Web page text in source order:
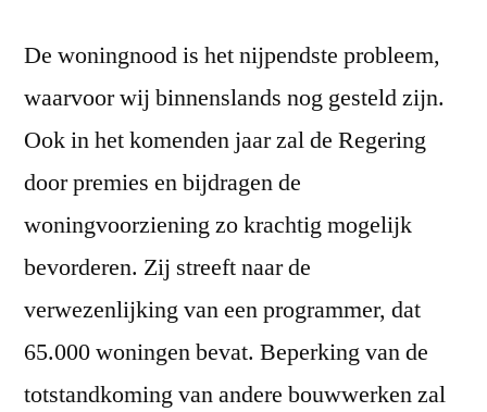
De woningnood is het nijpendste probleem,
waarvoor wij binnenslands nog gesteld zijn.
Ook in het komenden jaar zal de Regering
door premies en bijdragen de
woningvoorziening zo krachtig mogelijk
bevorderen. Zij streeft naar de
verwezenlijking van een programmer, dat
65.000 woningen bevat. Beperking van de
totstandkoming van andere bouwwerken zal